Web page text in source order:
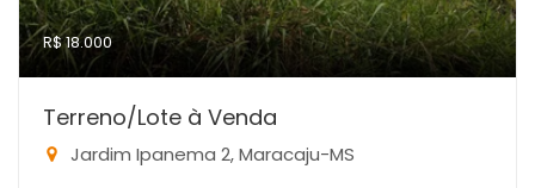
R$ 18.000
Terreno/Lote à Venda
Jardim Ipanema 2, Maracaju-MS